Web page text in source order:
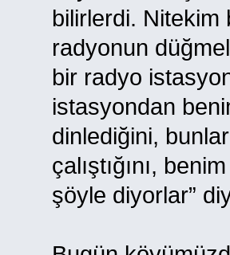
bilirlerdi. Nitekim
radyonun
bir radyo
istasyondan
dinlediğini,
çalıştığını,
şöyle diyorlar”